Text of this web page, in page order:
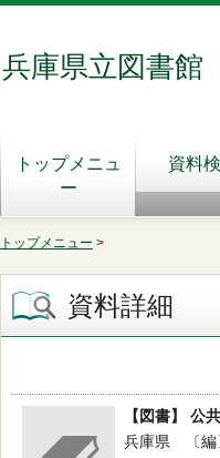
兵庫県立図書館
トップメニュ
ー
資料
トップメニュー >
資料詳細
【図書】 公
兵庫県 〔編